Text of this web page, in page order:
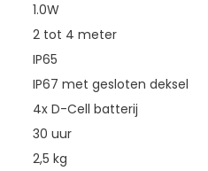
1.0W
2 tot 4 meter
IP65
IP67 met gesloten deksel
4x D-Cell batterij
30 uur
2,5 kg